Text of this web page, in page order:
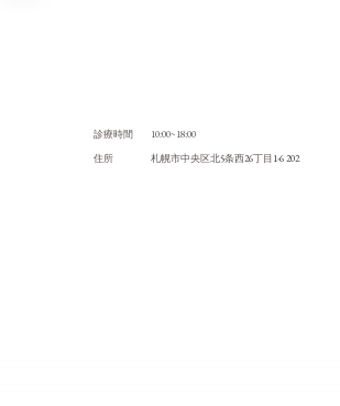
診療時間 10:00~18:00
住所 札幌市中央区北5条西26丁目 1-6 202